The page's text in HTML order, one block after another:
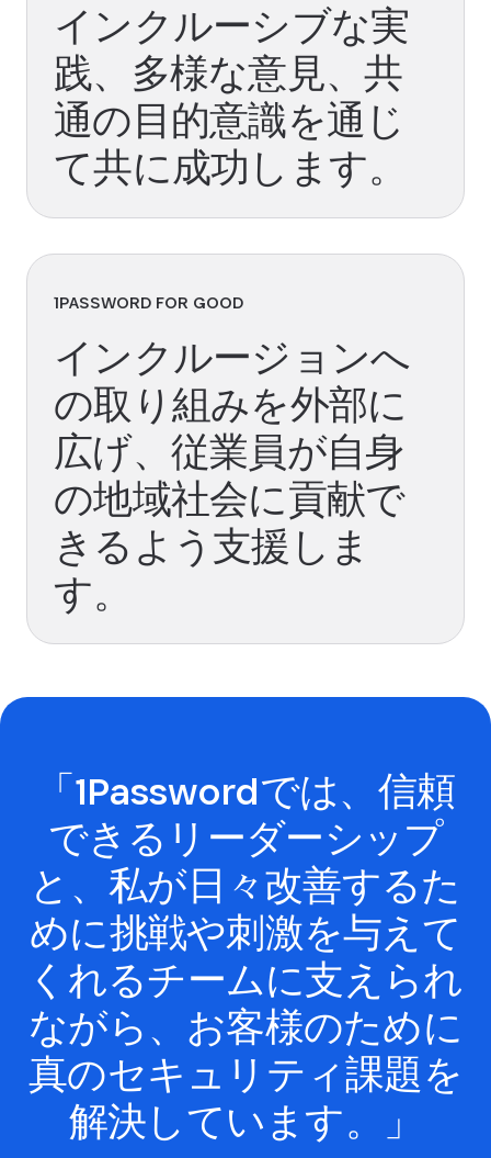
インクルーシブな実
践、多様な意見、共
通の目的意識を通じ
て共に成功します。
1PASSWORD FOR GOOD
インクルージョンへ
の取り組みを外部に
広げ、従業員が自身
の地域社会に貢献で
きるよう支援しま
す。
「1Passwordでは、信頼
できるリーダーシップ
と、私が日々改善するた
めに挑戦や刺激を与えて
くれるチームに支えられ
ながら、お客様のために
真のセキュリティ課題を
解決しています。」